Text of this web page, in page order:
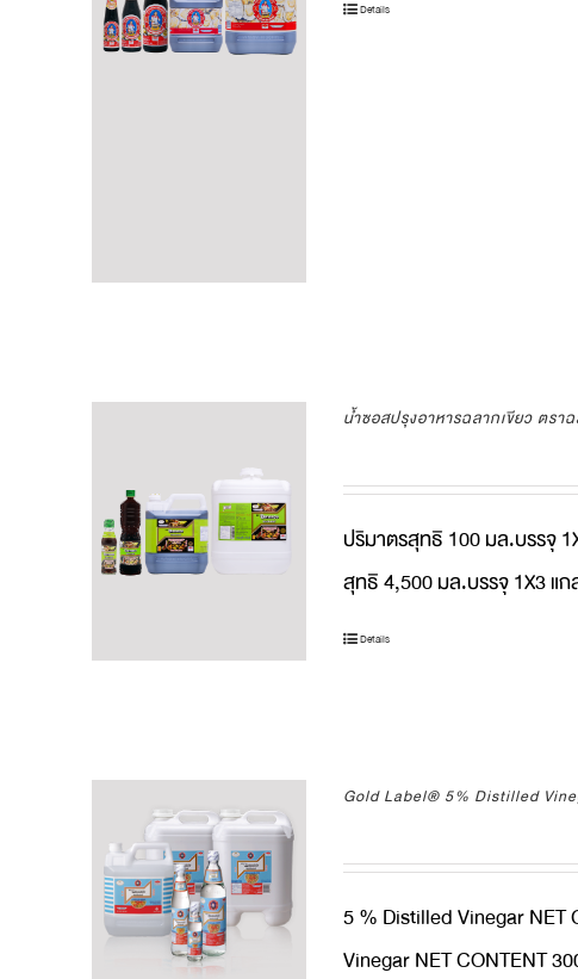
Details
น้ำซอสปรุงอาหารฉลากเขียว ตรา
ปริมาตรสุทธิ 100 มล.บรรจุ
สุทธิ 4,500 มล.บรรจุ 1X3 แ
Details
Gold Label® 5% Distilled
5 % Distilled Vinegar NET
Vinegar NET CONTENT